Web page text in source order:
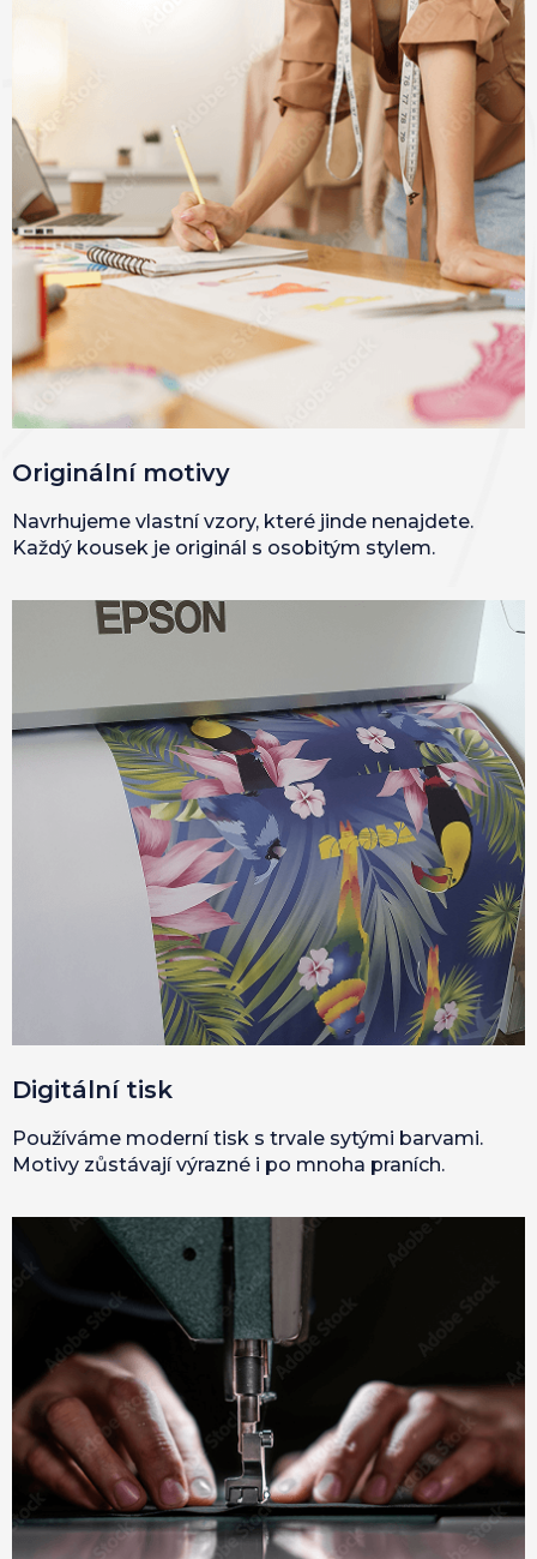
Originální motivy
Navrhujeme vlastní vzory, které jinde nenajdete.
Každý kousek je originál s osobitým stylem.
Digitální tisk
Používáme moderní tisk s trvale sytými barvami.
Motivy zůstávají výrazné i po mnoha praních.